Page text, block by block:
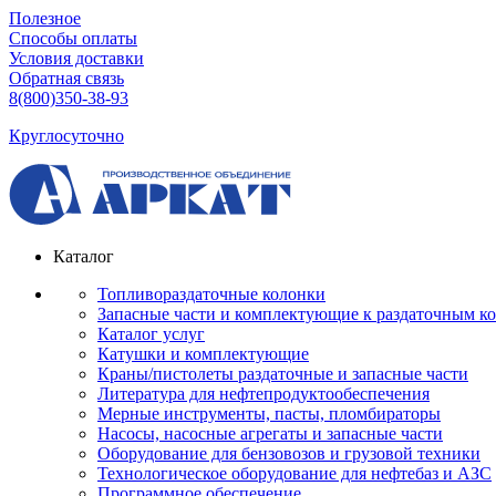
Полезное
Способы оплаты
Условия доставки
Обратная связь
8(800)350-38-93
Круглосуточно
Каталог
Топливораздаточные колонки
Запасные части и комплектующие к раздаточным
Каталог услуг
Катушки и комплектующие
Краны/пистолеты раздаточные и запасные части
Литература для нефтепродуктообеспечения
Мерные инструменты, пасты, пломбираторы
Насосы, насосные агрегаты и запасные части
Оборудование для бензовозов и грузовой техники
Технологическое оборудование для нефтебаз и АЗС